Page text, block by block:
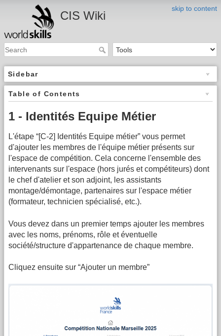
skip to content
CIS Wiki
Sidebar
Table of Contents
1 - Identités Equipe Métier
L'étape “[C-2] Identités Equipe métier” vous permet
d'ajouter les membres de l'équipe métier présents sur
l'espace de compétition. Cela concerne l'ensemble des
intervenants sur l'espace (hors jurés et compétiteurs) dont
le chef d'atelier et son adjoint, les assistants
montage/démontage, partenaires sur l'espace métier
(formateur, technicien spécialisé, etc.).
Vous devez dans un premier temps ajouter les membres
avec les noms, prénoms, rôle et éventuelle
société/structure d'appartenance de chaque membre.
Cliquez ensuite sur “Ajouter un membre”